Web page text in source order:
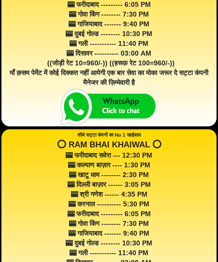
🎰 फरीदाबाद --------- 6:05 PM
🎰 गोवा किंग -------- 7:30 PM
🎰 गाजियाबाद ------- 9:40 PM
🎰 दुबई गोल्ड -------- 10:30 PM
🎰 गली ----------- 11:40 PM
🎰 दिसावर ---------- 03:00 AM
((जोड़ी रेट 10=960/-)) ((हरूफ़ रेट 100=960/-))
माँ क़सम पेमेंट में कोई दिक्कत नहीं आयेगी एक बार सेवा का मोका जरूर दे सट्टा कंपनी
मैनेजर की ज़िम्मेवारी है
सीधे सट्टा कंपनी का No 1 खाईवाल
⭕️ RAM BHAI KHAIWAL ⭕️
🎰 फरीदाबाद सवेरा --- 12:30 PM
🎰 कल्याण बाज़ार ---- 1:30 PM
🎰 खाटू धाम -------- 2:30 PM
🎰 दिल्ली बाज़ार ------ 3:05 PM
🎰 श्री गणेश ------ 4:35 PM
🎰 करनाल ---------- 5:30 PM
🎰 फरीदाबाद --------- 6:05 PM
🎰 गोवा किंग -------- 7:30 PM
🎰 गाजियाबाद ------- 9:40 PM
🎰 दुबई गोल्ड -------- 10:30 PM
🎰 गली ----------- 11:40 PM